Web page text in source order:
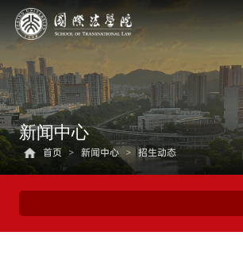
新闻中心
首页 > 新闻中心 > 招生动态